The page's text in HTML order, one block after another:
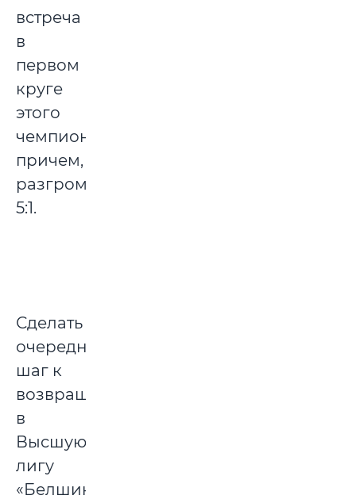
встреча
в
первом
круге
этого
чемпионата,
причем,
разгромной,
5:1.
Сделать
очередной
шаг к
возвращению
в
Высшую
лигу
«Белшине»